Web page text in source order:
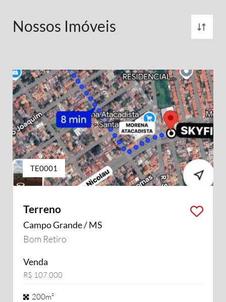
Nossos Imóveis
TE0001
Terreno
Campo Grande / MS
Bom Retiro
Venda
R$ 107.000
200m²